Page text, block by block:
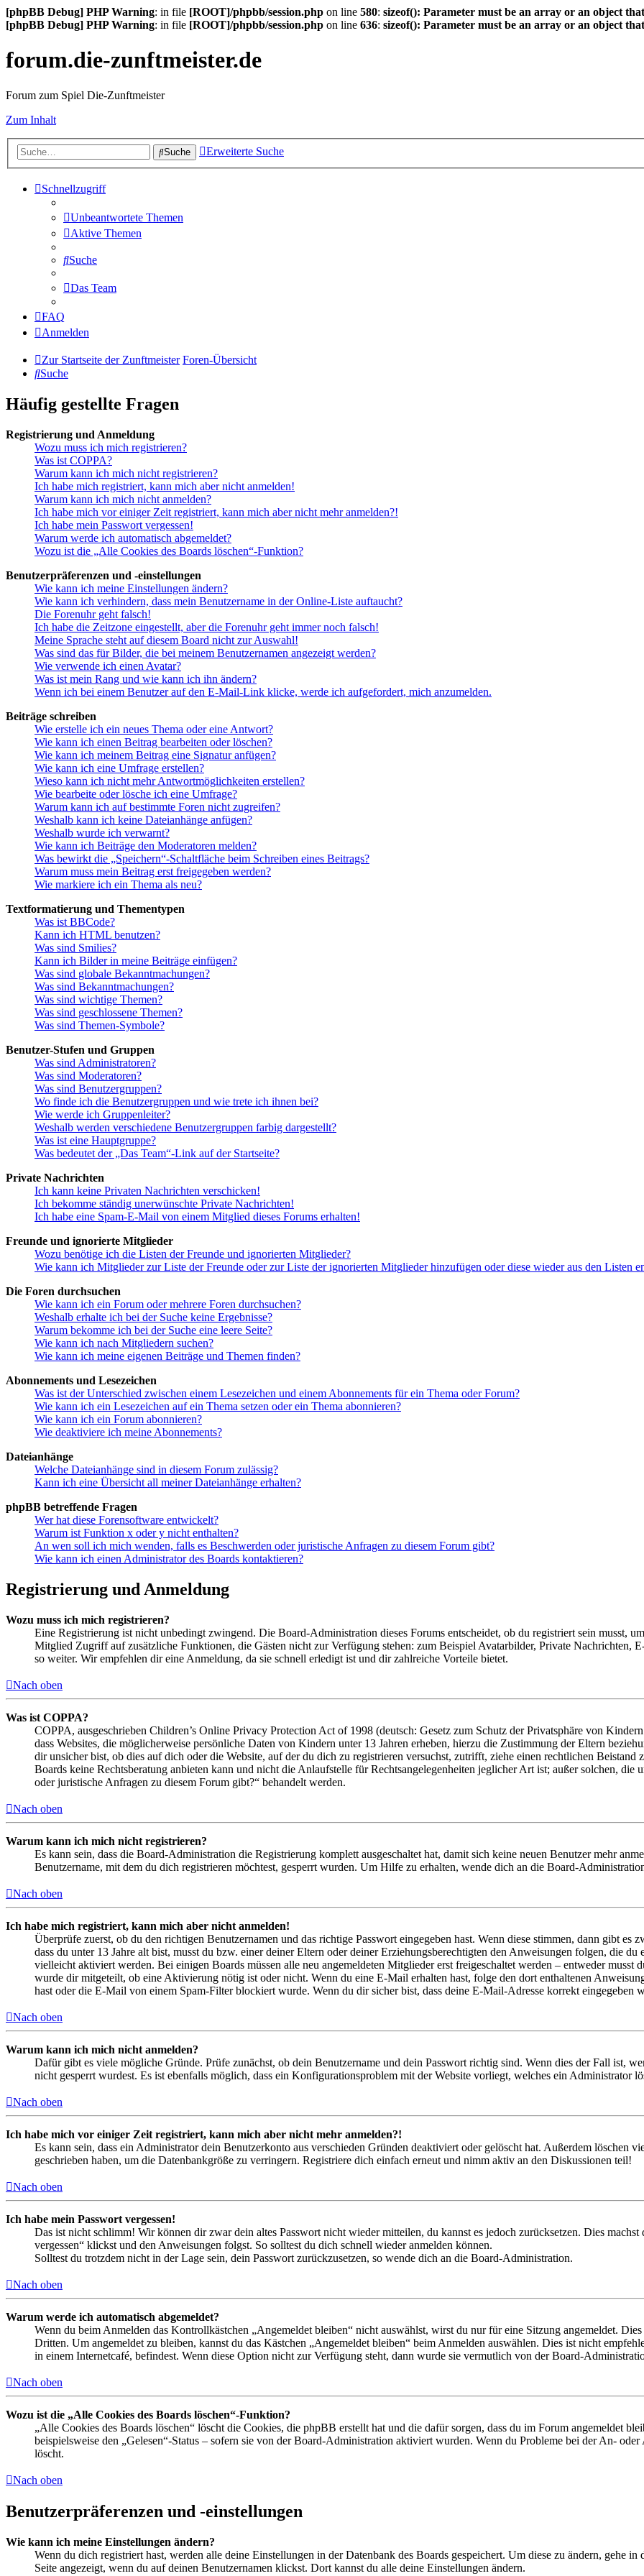
[phpBB Debug] PHP Warning: in file [ROOT]/phpbb/session.php on line 580: sizeof(): Parameter must be an array or an object
[phpBB Debug] PHP Warning: in file [ROOT]/phpbb/session.php on line 636: sizeof(): Parameter must be an array or an object
forum.die-zunftmeister.de
Forum zum Spiel Die-Zunftmeister
Zum Inhalt
Suche Erweiterte Suche
Schnellzugriff
Unbeantwortete Themen
Aktive Themen
Suche
Das Team
FAQ
Anmelden
Zur Startseite der Zunftmeister Foren-Übersicht
Suche
Häufig gestellte Fragen
Registrierung und Anmeldung
Wozu muss ich mich registrieren?
Was ist COPPA?
Warum kann ich mich nicht registrieren?
Ich habe mich registriert, kann mich aber nicht anmelden!
Warum kann ich mich nicht anmelden?
Ich habe mich vor einiger Zeit registriert, kann mich aber nicht mehr anmelden?!
Ich habe mein Passwort vergessen!
Warum werde ich automatisch abgemeldet?
Wozu ist die „Alle Cookies des Boards löschen“-Funktion?
Benutzerpräferenzen und -einstellungen
Wie kann ich meine Einstellungen ändern?
Wie kann ich verhindern, dass mein Benutzername in der Online-Liste auftaucht?
Die Forenuhr geht falsch!
Ich habe die Zeitzone eingestellt, aber die Forenuhr geht immer noch falsch!
Meine Sprache steht auf diesem Board nicht zur Auswahl!
Was sind das für Bilder, die bei meinem Benutzernamen angezeigt werden?
Wie verwende ich einen Avatar?
Was ist mein Rang und wie kann ich ihn ändern?
Wenn ich bei einem Benutzer auf den E-Mail-Link klicke, werde ich aufgefordert, mich anzumelden.
Beiträge schreiben
Wie erstelle ich ein neues Thema oder eine Antwort?
Wie kann ich einen Beitrag bearbeiten oder löschen?
Wie kann ich meinem Beitrag eine Signatur anfügen?
Wie kann ich eine Umfrage erstellen?
Wieso kann ich nicht mehr Antwortmöglichkeiten erstellen?
Wie bearbeite oder lösche ich eine Umfrage?
Warum kann ich auf bestimmte Foren nicht zugreifen?
Weshalb kann ich keine Dateianhänge anfügen?
Weshalb wurde ich verwarnt?
Wie kann ich Beiträge den Moderatoren melden?
Was bewirkt die „Speichern“-Schaltfläche beim Schreiben eines Beitrags?
Warum muss mein Beitrag erst freigegeben werden?
Wie markiere ich ein Thema als neu?
Textformatierung und Thementypen
Was ist BBCode?
Kann ich HTML benutzen?
Was sind Smilies?
Kann ich Bilder in meine Beiträge einfügen?
Was sind globale Bekanntmachungen?
Was sind Bekanntmachungen?
Was sind wichtige Themen?
Was sind geschlossene Themen?
Was sind Themen-Symbole?
Benutzer-Stufen und Gruppen
Was sind Administratoren?
Was sind Moderatoren?
Was sind Benutzergruppen?
Wo finde ich die Benutzergruppen und wie trete ich ihnen bei?
Wie werde ich Gruppenleiter?
Weshalb werden verschiedene Benutzergruppen farbig dargestellt?
Was ist eine Hauptgruppe?
Was bedeutet der „Das Team“-Link auf der Startseite?
Private Nachrichten
Ich kann keine Privaten Nachrichten verschicken!
Ich bekomme ständig unerwünschte Private Nachrichten!
Ich habe eine Spam-E-Mail von einem Mitglied dieses Forums erhalten!
Freunde und ignorierte Mitglieder
Wozu benötige ich die Listen der Freunde und ignorierten Mitglieder?
Wie kann ich Mitglieder zur Liste der Freunde oder zur Liste der ignorierten Mitglieder hinzufügen oder diese wieder aus den Listen
Die Foren durchsuchen
Wie kann ich ein Forum oder mehrere Foren durchsuchen?
Weshalb erhalte ich bei der Suche keine Ergebnisse?
Warum bekomme ich bei der Suche eine leere Seite?
Wie kann ich nach Mitgliedern suchen?
Wie kann ich meine eigenen Beiträge und Themen finden?
Abonnements und Lesezeichen
Was ist der Unterschied zwischen einem Lesezeichen und einem Abonnements für ein Thema oder Forum?
Wie kann ich ein Lesezeichen auf ein Thema setzen oder ein Thema abonnieren?
Wie kann ich ein Forum abonnieren?
Wie deaktiviere ich meine Abonnements?
Dateianhänge
Welche Dateianhänge sind in diesem Forum zulässig?
Kann ich eine Übersicht all meiner Dateianhänge erhalten?
phpBB betreffende Fragen
Wer hat diese Forensoftware entwickelt?
Warum ist Funktion x oder y nicht enthalten?
An wen soll ich mich wenden, falls es Beschwerden oder juristische Anfragen zu diesem Forum gibt?
Wie kann ich einen Administrator des Boards kontaktieren?
Registrierung und Anmeldung
Wozu muss ich mich registrieren?
Eine Registrierung ist nicht unbedingt zwingend. Die Board-Administration dieses Forums entscheidet, ob du registriert sein musst,
Mitglied Zugriff auf zusätzliche Funktionen, die Gästen nicht zur Verfügung stehen: zum Beispiel Avatarbilder, Private Nachrichten,
so weiter. Wir empfehlen dir eine Anmeldung, da sie schnell erledigt ist und dir zahlreiche Vorteile bietet.
Nach oben
Was ist COPPA?
COPPA, ausgeschrieben Children’s Online Privacy Protection Act of 1998 (deutsch: Gesetz zum Schutz der Privatsphäre von
dass Websites, die möglicherweise persönliche Daten von Kindern unter 13 Jahren erheben, hierzu die Zustimmung der Eltern
dir unsicher bist, ob dies auf dich oder die Website, auf der du dich zu registrieren versuchst, zutrifft, ziehe einen rechtlichen
Boards keine Rechtsberatung anbieten kann und nicht die Anlaufstelle für Rechtsangelegenheiten jeglicher Art ist; außer solchen,
oder juristische Anfragen zu diesem Forum gibt?“ behandelt werden.
Nach oben
Warum kann ich mich nicht registrieren?
Es kann sein, dass die Board-Administration die Registrierung komplett ausgeschaltet hat, damit sich keine neuen Benutzer mehr
Benutzername, mit dem du dich registrieren möchtest, gesperrt wurden. Um Hilfe zu erhalten, wende dich an die Board-
Nach oben
Ich habe mich registriert, kann mich aber nicht anmelden!
Überprüfe zuerst, ob du den richtigen Benutzernamen und das richtige Passwort eingegeben hast. Wenn diese stimmen, dann gibt es
dass du unter 13 Jahre alt bist, musst du bzw. einer deiner Eltern oder deiner Erziehungsberechtigten den Anweisungen folgen, die
vielleicht aktiviert werden. Bei einigen Boards müssen alle neu angemeldeten Mitglieder erst freigeschaltet werden – entweder musst
wurde dir mitgeteilt, ob eine Aktivierung nötig ist oder nicht. Wenn du eine E-Mail erhalten hast, folge den dort enthaltenen
hast oder die E-Mail von einem Spam-Filter blockiert wurde. Wenn du dir sicher bist, dass deine E-Mail-Adresse korrekt eingegeben
Nach oben
Warum kann ich mich nicht anmelden?
Dafür gibt es viele mögliche Gründe. Prüfe zunächst, ob dein Benutzername und dein Passwort richtig sind. Wenn dies der Fall ist,
nicht gesperrt wurdest. Es ist ebenfalls möglich, dass ein Konfigurationsproblem mit der Website vorliegt, welches ein Administrator
Nach oben
Ich habe mich vor einiger Zeit registriert, kann mich aber nicht mehr anmelden?!
Es kann sein, dass ein Administrator dein Benutzerkonto aus verschieden Gründen deaktiviert oder gelöscht hat. Außerdem löschen
geschrieben haben, um die Datenbankgröße zu verringern. Registriere dich einfach erneut und nimm aktiv an den Diskussionen teil!
Nach oben
Ich habe mein Passwort vergessen!
Das ist nicht schlimm! Wir können dir zwar dein altes Passwort nicht wieder mitteilen, du kannst es jedoch zurücksetzen. Dies
vergessen“ klickst und den Anweisungen folgst. So solltest du dich schnell wieder anmelden können.
Solltest du trotzdem nicht in der Lage sein, dein Passwort zurückzusetzen, so wende dich an die Board-Administration.
Nach oben
Warum werde ich automatisch abgemeldet?
Wenn du beim Anmelden das Kontrollkästchen „Angemeldet bleiben“ nicht auswählst, wirst du nur für eine Sitzung angemeldet.
Dritten. Um angemeldet zu bleiben, kannst du das Kästchen „Angemeldet bleiben“ beim Anmelden auswählen. Dies ist nicht
in einem Internetcafé, befindest. Wenn diese Option nicht zur Verfügung steht, dann wurde sie vermutlich von der Board-
Nach oben
Wozu ist die „Alle Cookies des Boards löschen“-Funktion?
„Alle Cookies des Boards löschen“ löscht die Cookies, die phpBB erstellt hat und die dafür sorgen, dass du im Forum angemeldet
beispielsweise den „Gelesen“-Status – sofern sie von der Board-Administration aktiviert wurden. Wenn du Probleme bei der An-
löscht.
Nach oben
Benutzerpräferenzen und -einstellungen
Wie kann ich meine Einstellungen ändern?
Wenn du dich registriert hast, werden alle deine Einstellungen in der Datenbank des Boards gespeichert. Um diese zu ändern, gehe
Seite angezeigt, wenn du auf deinen Benutzernamen klickst. Dort kannst du alle deine Einstellungen ändern.